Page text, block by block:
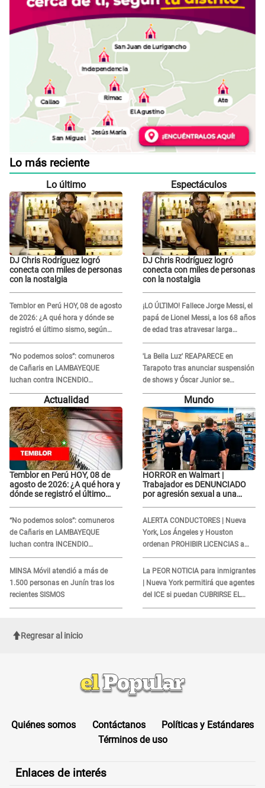
Lo más reciente
Lo último
DJ Chris Rodríguez logró
conecta con miles de personas
con la nostalgia
Temblor en Perú HOY, 08 de agosto
de 2026: ¿A qué hora y dónde se
registró el último sismo, según
IGP?
“No podemos solos”: comuneros
de Cañaris en LAMBAYEQUE
luchan contra INCENDIO
FORESTAL que sigue avanzando
Espectáculos
DJ Chris Rodríguez logró
conecta con miles de personas
con la nostalgia
¡LO ÚLTIMO! Fallece Jorge Messi, el
papá de Lionel Messi, a los 68 años
de edad tras atravesar larga
enfermedad
'La Bella Luz' REAPARECE en
Tarapoto tras anunciar suspensión
de shows y Óscar Junior se
JUSTIFICA: "Por un error no vamos
a pagar todos"
Actualidad
Temblor en Perú HOY, 08 de
agosto de 2026: ¿A qué hora y
dónde se registró el último
“No podemos solos”: comuneros
de Cañaris en LAMBAYEQUE
luchan contra INCENDIO
FORESTAL que sigue avanzando
MINSA Móvil atendió a más de
1.500 personas en Junín tras los
recientes SISMOS
Mundo
HORROR en Walmart |
Trabajador es DENUNCIADO
por agresión sexual a una
ALERTA CONDUCTORES | Nueva
York, Los Ángeles y Houston
ordenan PROHIBIR LICENCIAS a
quienes no presenten ESTE
DOCUMENTO
La PEOR NOTICIA para inmigrantes
| Nueva York permitirá que agentes
del ICE si puedan CUBRIRSE EL
ROSTRO
Regresar al inicio
Quiénes somos Contáctanos
Políticas y Estándares
Términos de uso
Enlaces de interés